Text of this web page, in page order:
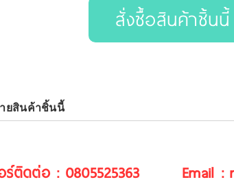
สั่งซื้อสินค้าชิ้นนี้
ยสินค้าชิ้นนี้
ร์ติดต่อ : 0805525363 Email :